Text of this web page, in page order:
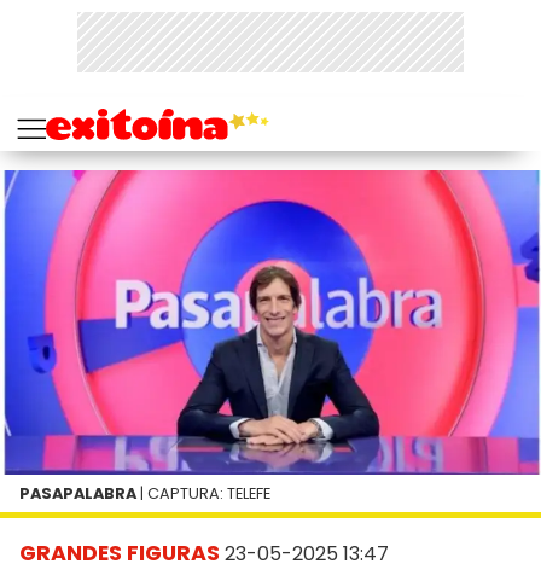
GRANDES FIGURAS 23-05-2025 13:47
PASAPALABRA | CAPTURA: TELEFE